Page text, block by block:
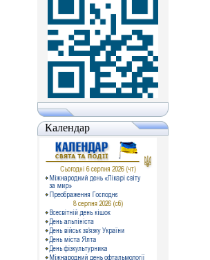
Календар